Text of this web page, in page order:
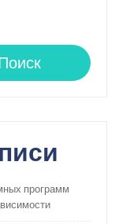
программ